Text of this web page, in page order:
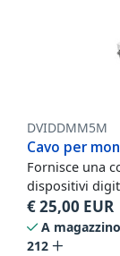
DVIDDMM5M
Cavo per
Fornisce una
dispositivi
€25,00 EUR
A magazzino
212